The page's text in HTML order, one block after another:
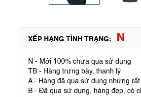
XẾP HẠNG TÌNH TRẠNG: N
N - Mới 100% chưa qua sử dụng
TB - Hàng trưng bày, thanh lý
A - Hàng đã qua sử dụng nhưng
B - Đã qua sử dụng, hàng đẹp, có